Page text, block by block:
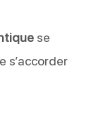
se
s’accorder